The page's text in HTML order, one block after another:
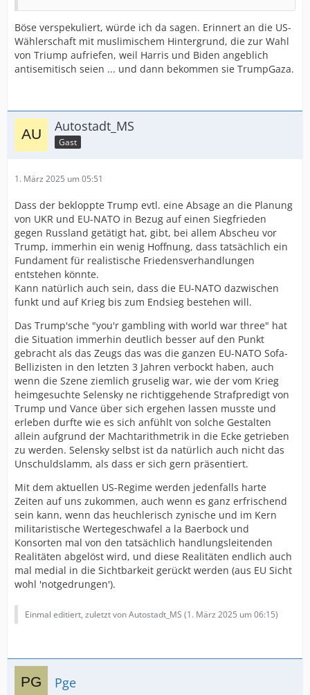
Böse verspekuliert, würde ich da sagen. Erinnert an die US-
Wählerschaft mit muslimischem Hintergrund, die zur Wahl
von Triump aufriefen, weil Harris und Biden angeblich
antisemitisch seien ... und dann bekommen sie TrumpGaza.
Autostadt_MS
Gast
1. März 2025 um 05:51
Dass der bekloppte Trump evtl. eine Absage an die Planung
von UKR und EU-NATO in Bezug auf einen Siegfrieden
gegen Russland getätigt hat, gibt, bei allem Abscheu vor
Trump, immerhin ein wenig Hoffnung, dass tatsächlich ein
Fundament für realistische Friedensverhandlungen
entstehen könnte.
Kann natürlich auch sein, dass die EU-NATO dazwischen
funkt und auf Krieg bis zum Endsieg bestehen will.
Das Trump'sche "you'r gambling with world war three" hat
die Situation immerhin deutlich besser auf den Punkt
gebracht als das Zeugs das was die ganzen EU-NATO Sofa-
Bellizisten in den letzten 3 Jahren verbockt haben, auch
wenn die Szene ziemlich gruselig war, wie der vom Krieg
heimgesuchte Selensky ne richtiggehende Strafpredigt von
Trump und Vance über sich ergehen lassen musste und
erleben durfte wie es sich anfühlt von solche Gestalten
allein aufgrund der Machtarithmetrik in die Ecke getrieben
zu werden. Selensky selbst ist da natürlich auch nicht das
Unschuldslamm, als dass er sich gern präsentiert.
Mit dem aktuellen US-Regime werden jedenfalls harte
Zeiten auf uns zukommen, auch wenn es ganz erfrischend
sein kann, wenn das heuchlerisch zynische und im Kern
militaristische Wertegeschwafel a la Baerbock und
Konsorten mal von den tatsächlich handlungsleitenden
Realitäten abgelöst wird, und diese Realitäten endlich auch
mal medial in die Sichtbarkeit gerückt werden (aus EU Sicht
wohl 'notgedrungen').
Einmal editiert, zuletzt von Autostadt_MS (1. März 2025 um 06:15)
Pge